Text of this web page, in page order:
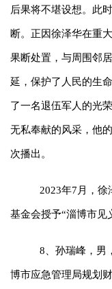
后果将不堪设想。此
断。正因徐泽华在重
果断处置，与周围邻
延，保护了人民的生
了一名退伍军人的光
无私奉献的风采，他
次播出。
2023年7月，
基金会授予“淄博市见
8、孙瑞峰，男
博市应急管理局规划